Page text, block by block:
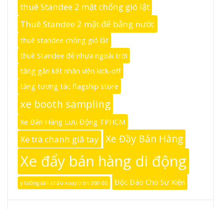
thuê Standee 2 mặt chống gió lật
Thuê Standee 2 mặt đế bằng nước
thuê standee chống gió lật
thuê Standee đế nhựa ngoài trời
tăng gắn kết nhân viên kick-off
tăng tương tác flagship store
xe booth sampling
Xe Bán Hàng Lưu Động TPHCM
Xe trà chanh giã tay Xe Đầy Bán Hàng
Xe đẩy bán hàng di động
ý tưởng sân khấu xoay tròn 360 độ Độc Đáo Cho Sự Kiện